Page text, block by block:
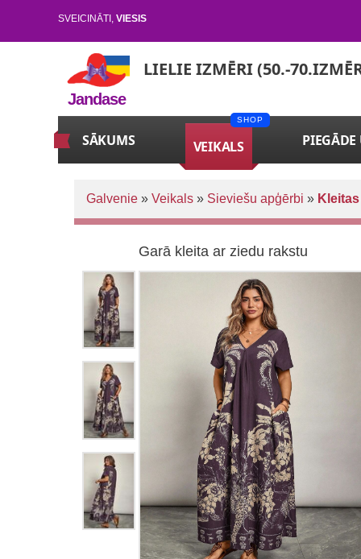
SVEICINĀTI , VIESIS
Jandase
LIELIE IZMĒRI (50.-
SĀKUMS VEIKALS
Galvenie » Veikals » Sieviešu apģērbi »
Garā kleita ar ziedu rakstu